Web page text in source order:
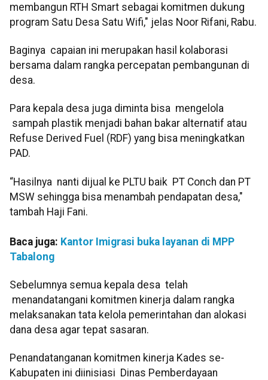
membangun RTH Smart sebagai komitmen dukung
program Satu Desa Satu Wifi," jelas Noor Rifani, Rabu.
Baginya capaian ini merupakan hasil kolaborasi
bersama dalam rangka percepatan pembangunan di
desa.
Para kepala desa juga diminta bisa mengelola
sampah plastik menjadi bahan bakar alternatif atau
Refuse Derived Fuel (RDF) yang bisa meningkatkan
PAD.
“Hasilnya nanti dijual ke PLTU baik PT Conch dan PT
MSW sehingga bisa menambah pendapatan desa,"
tambah Haji Fani.
Baca juga: Kantor Imigrasi buka layanan di MPP
Tabalong
Sebelumnya semua kepala desa telah
menandatangani komitmen kinerja dalam rangka
melaksanakan tata kelola pemerintahan dan alokasi
dana desa agar tepat sasaran.
Penandatanganan komitmen kinerja Kades se-
Kabupaten ini diinisiasi Dinas Pemberdayaan